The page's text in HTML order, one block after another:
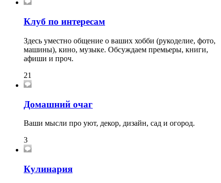
Клуб по интересам
Здесь уместно общение о ваших хобби (рукоделие, фото,
машины), кино, музыке. Обсуждаем премьеры, книги,
афиши и проч.
21
Домашний очаг
Ваши мысли про уют, декор, дизайн, сад и огород.
3
Кулинария